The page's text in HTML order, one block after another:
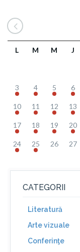
L M M J
3 4 5 6
10 11 12 13
17 18 19 20
24 25 26 27
CATEGORII
Literatură
Arte vizuale
Conferinţe